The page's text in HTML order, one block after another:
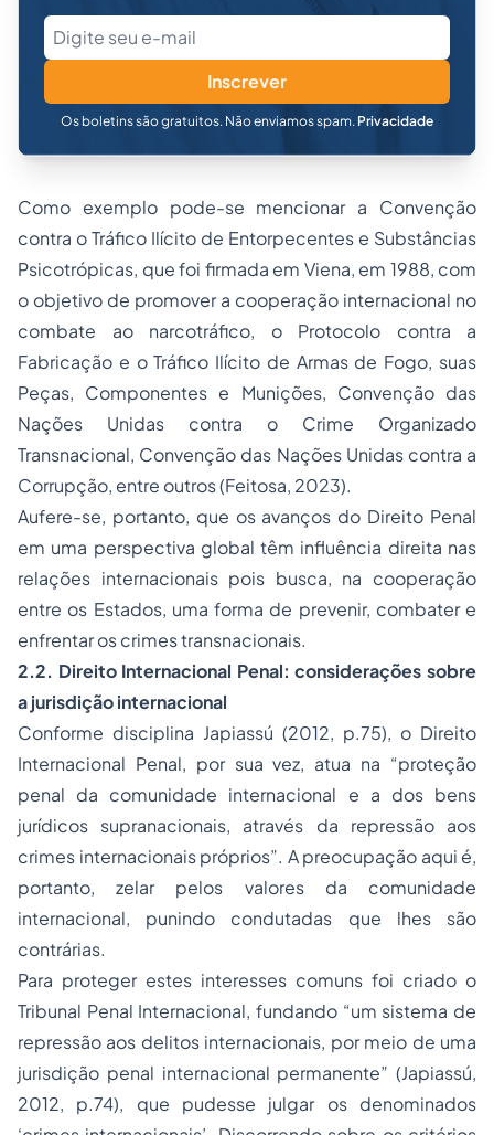
Inscrever
Os boletins são gratuitos. Não enviamos spam. Privacidade
Como exemplo pode-se mencionar a Convenção
contra o Tráfico Ilícito de Entorpecentes e Substâncias
Psicotrópicas, que foi firmada em Viena, em 1988, com
o objetivo de promover a cooperação internacional no
combate ao narcotráfico, o Protocolo contra a
Fabricação e o Tráfico Ilícito de Armas de Fogo, suas
Peças, Componentes e Munições, Convenção das
Nações Unidas contra o Crime Organizado
Transnacional, Convenção das Nações Unidas contra a
Corrupção, entre outros (Feitosa, 2023).
Aufere-se, portanto, que os avanços do Direito Penal
em uma perspectiva global têm influência direita nas
relações internacionais pois busca, na cooperação
entre os Estados, uma forma de prevenir, combater e
enfrentar os crimes transnacionais.
2.2. Direito Internacional Penal: considerações sobre
a jurisdição internacional
Conforme disciplina Japiassú (2012, p.75), o Direito
Internacional Penal, por sua vez, atua na “proteção
penal da comunidade internacional e a dos bens
jurídicos supranacionais, através da repressão aos
crimes internacionais próprios”. A preocupação aqui é,
portanto, zelar pelos valores da comunidade
internacional, punindo condutadas que lhes são
contrárias.
Para proteger estes interesses comuns foi criado o
Tribunal Penal Internacional, fundando “um sistema de
repressão aos delitos internacionais, por meio de uma
jurisdição penal internacional permanente” (Japiassú,
2012, p.74), que pudesse julgar os denominados